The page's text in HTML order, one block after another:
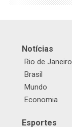
Notícias
Rio de Janeiro
Brasil
Mundo
Economia
Esportes